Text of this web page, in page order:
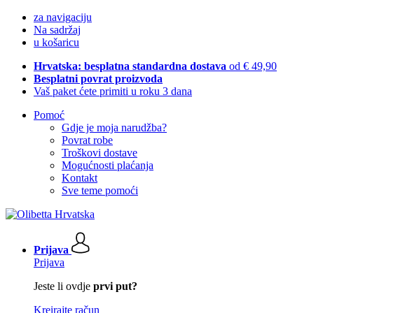
za navigaciju
Na sadržaj
u košaricu
Hrvatska: besplatna standardna dostava od € 49,90
Besplatni povrat proizvoda
Vaš paket ćete primiti u roku 3 dana
Pomoć
Gdje je moja narudžba?
Povrat robe
Troškovi dostave
Mogućnosti plaćanja
Kontakt
Sve teme pomoći
Prijava
Prijava
Jeste li ovdje prvi put?
Kreirajte račun